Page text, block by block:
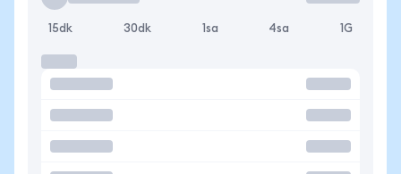
15dk 30dk 1sa 4sa 1G